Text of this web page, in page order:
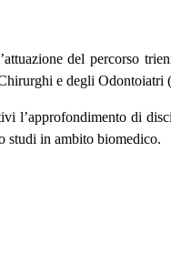
del percorso
e degli
l’approfondimento di
studi in ambito biomedico.